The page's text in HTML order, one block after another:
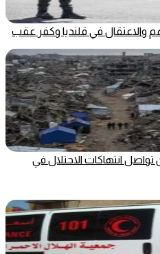
والاعتقال في قلنديا وكفر عقب
تواصل انتهاكات الاحتلال في